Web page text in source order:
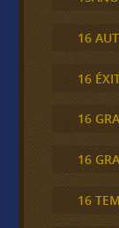
16
16
16
16
16